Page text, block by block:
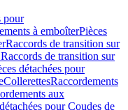
pour
à emboîterPièces
Raccords de transition sur
de transition sur
détachées pour
CollerettesRaccordements
aux
pour Coudes de